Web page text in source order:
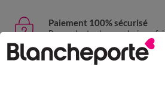
Paiement 100% sécurisé
Payez plus tard ou en plusieurs
Livraison express